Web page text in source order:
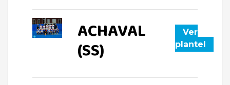
ACHAVAL
(SS)
Ver
plantel